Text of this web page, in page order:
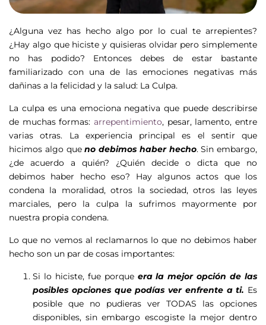
¿Alguna vez has hecho algo por lo cual te arrepientes?
¿Hay algo que hiciste y quisieras olvidar pero simplemente
no has podido? Entonces debes de estar bastante
familiarizado con una de las emociones negativas más
dañinas a la felicidad y la salud: La Culpa.
La culpa es una emociona negativa que puede describirse
de muchas formas: arrepentimiento, pesar, lamento, entre
varias otras. La experiencia principal es el sentir que
hicimos algo queno debimos haber hecho. Sin embargo,
¿de acuerdo a quién? ¿Quién decide o dicta que no
debimos haber hecho eso? Hay algunos actos que los
condena la moralidad, otros la sociedad, otros las leyes
marciales, pero la culpa la sufrimos mayormente por
nuestra propia condena.
Lo que no vemos al reclamarnos lo que no debimos haber
hecho son un par de cosas importantes:
Si lo hiciste, fue porque era la mejor opción de las
posibles opciones que podías ver enfrente a ti. Es
posible que no pudieras ver TODAS las opciones
disponibles, sin embargo escogiste la mejor dentro